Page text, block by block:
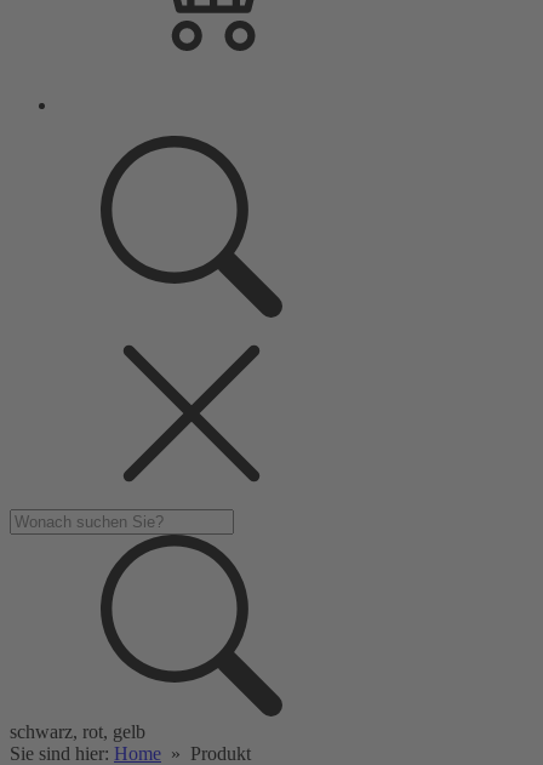
schwarz, rot, gelb
Sie sind hier: Home » Produkt